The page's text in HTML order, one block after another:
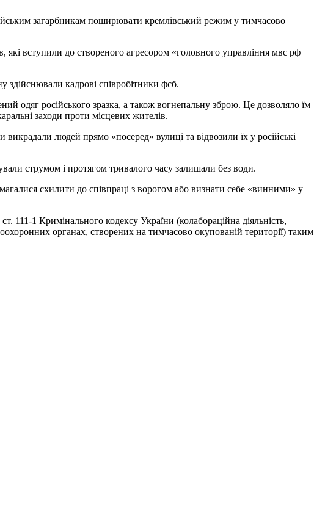
загарбникам поширювати кремлівський режим у тимчасово
які вступили до створеного агресором «головного управління мвс рф
здійснювали кадрові співробітники фсб.
одяг російського зразка, а також вогнепальну зброю. Це дозволяло їм
заходи проти місцевих жителів.
людей прямо «посеред» вулиці та відвозили їх у російські
струмом і протягом тривалого часу залишали без води.
схилити до співпраці з ворогом або визнати себе «винними» у
111-1 Кримінального кодексу України (колабораційна діяльність,
органах, створених на тимчасово окупованій території) таким